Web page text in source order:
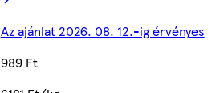
Az ajánlat 2026. 08. 12.-ig érvényes
989 Ft